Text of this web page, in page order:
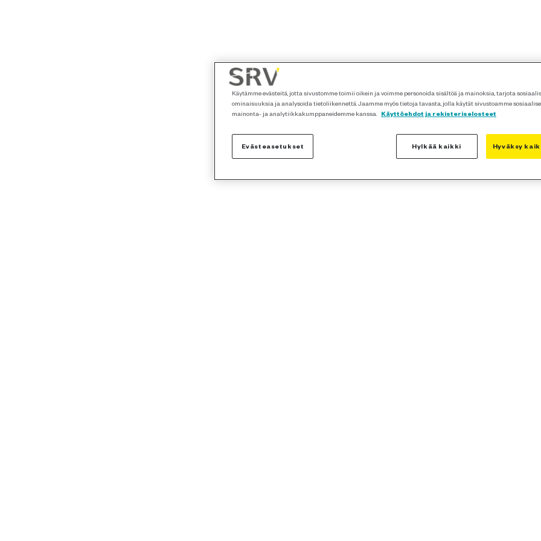
Käytämme evästeitä, jotta sivustomme toimii oikein ja voimme personoida sisältöä ja mainoksia, tarjota
ominaisuuksia ja analysoida tietoliikennettä. Jaamme myös tietoja tavasta, jolla käytät sivustoamme
mainonta- ja analytiikkakumppaneidemme kanssa.
Käyttöehdot ja rekisteriselosteet
Evästeasetukset Hylkää kaikki Hyväksy